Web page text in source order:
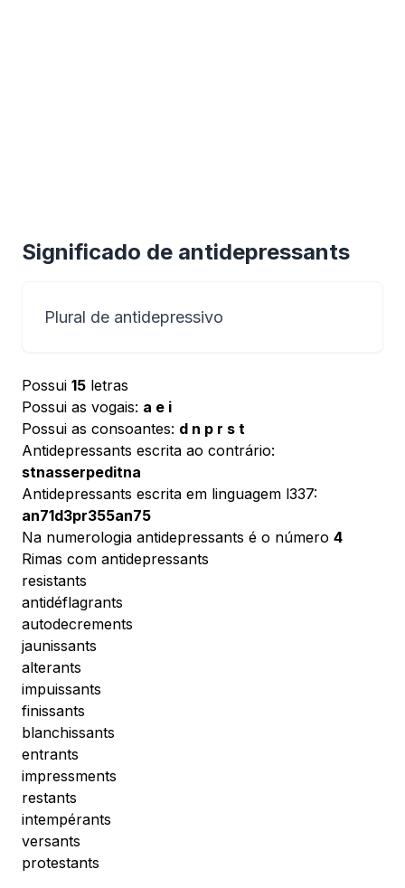
Significado de antidepressants
Plural de antidepressivo
Possui 15 letras
Possui as vogais: a e i
Possui as consoantes: d n p r s t
Antidepressants escrita ao contrário:
stnasserpeditna
Antidepressants escrita em linguagem l337:
an71d3pr355an75
Na numerologia antidepressants é o número 4
Rimas com antidepressants
resistants
antidéflagrants
autodecrements
jaunissants
alterants
impuissants
finissants
blanchissants
entrants
impressments
restants
intempérants
versants
protestants